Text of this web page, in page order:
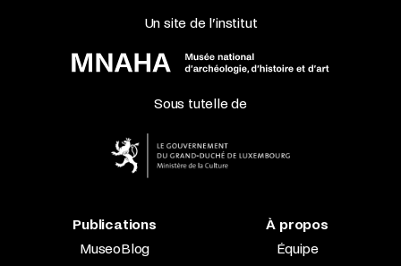
Un site de l’institut
Sous tutelle de
Publications
MuseoBlog
À propos
Équipe